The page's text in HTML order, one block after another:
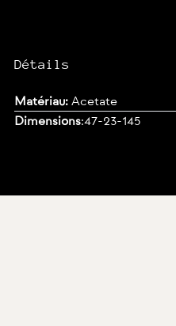
Détails
Matériau: Acetate
Dimensions:47-23-145